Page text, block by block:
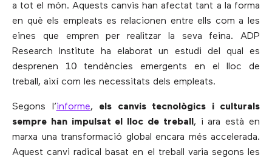
a tot el món. Aquests canvis han afectat tant a la forma
en què els empleats es relacionen entre ells com a les
eines que empren per realitzar la seva feina. ADP
Research Institute ha elaborat un estudi del qual es
desprenen 10 tendències emergents en el lloc de
treball, així com les necessitats dels empleats.
Segons l’informe, els canvis tecnològics i culturals
sempre han impulsat el lloc de treball , i ara està en
marxa una transformació global encara més accelerada.
Aquest canvi radical basat en el treball varia segons les